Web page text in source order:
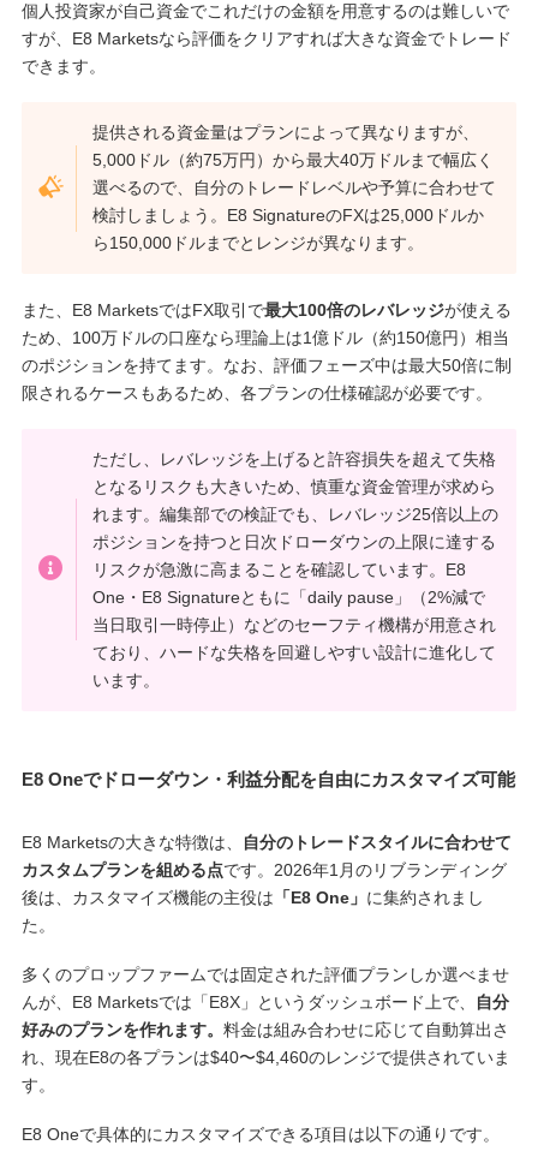
個人投資家が自己資金でこれだけの金額を用意するのは難しいで
すが、E8 Marketsなら評価をクリアすれば大きな資金でトレード
できます。
提供される資金量はプランによって異なりますが、
5,000ドル（約75万円）から最大40万ドルまで幅広く
選べるので、自分のトレードレベルや予算に合わせて
検討しましょう。E8 SignatureのFXは25,000ドルか
ら150,000ドルまでとレンジが異なります。
また、E8 MarketsではFX取引で最大100倍のレバレッジが使える
ため、100万ドルの口座なら理論上は1億ドル（約150億円）相当
のポジションを持てます。なお、評価フェーズ中は最大50倍に制
限されるケースもあるため、各プランの仕様確認が必要です。
ただし、レバレッジを上げると許容損失を超えて失格
となるリスクも大きいため、慎重な資金管理が求めら
れます。編集部での検証でも、レバレッジ25倍以上の
ポジションを持つと日次ドローダウンの上限に達する
リスクが急激に高まることを確認しています。E8
One・E8 Signatureともに「daily pause」（2%減で
当日取引一時停止）などのセーフティ機構が用意され
ており、ハードな失格を回避しやすい設計に進化して
います。
E8 Oneでドローダウン・利益分配を自由にカスタマイズ可能
E8 Marketsの大きな特徴は、
自分のトレードスタイルに合わせて
カスタムプランを組める点です。2026年1月のリブランディング
後は、カスタマイズ機能の主役は 「E8 One」 に集約されまし
た。
多くのプロップファームでは固定された評価プランしか選べませ
んが、E8 Marketsでは「E8X」というダッシュボード上で、
自分
好みのプランを作れます。 料金は組み合わせに応じて自動算出さ
れ、現在E8の各プランは$40〜$4,460のレンジで提供されていま
す。
E8 Oneで具体的にカスタマイズできる項目は以下の通りです。